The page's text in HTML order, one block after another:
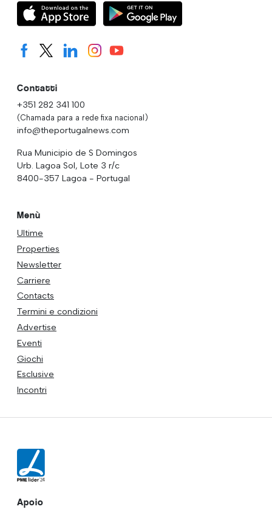
Contatti
+351 282 341 100
(Chamada para a rede fixa nacional)
info@theportugalnews.com
Rua Municipio de S Domingos
Urb. Lagoa Sol, Lote 3 r/c
8400-357 Lagoa - Portugal
Menù
Ultime
Properties
Newsletter
Carriere
Contacts
Termini e condizioni
Advertise
Eventi
Giochi
Esclusive
Incontri
Apoio